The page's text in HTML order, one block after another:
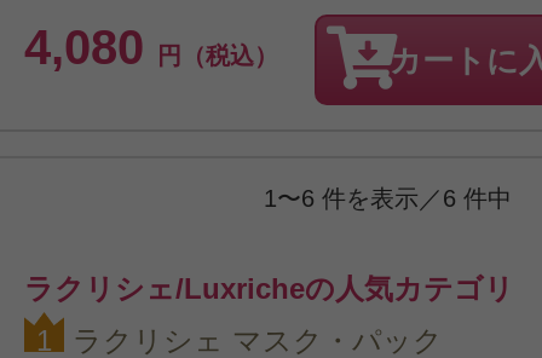
4,080 円（税込） カートに
1〜6 件を表示／6 件中
ラクリシェ/Luxricheの人気カテゴリ
1
ラクリシェ マスク・パック